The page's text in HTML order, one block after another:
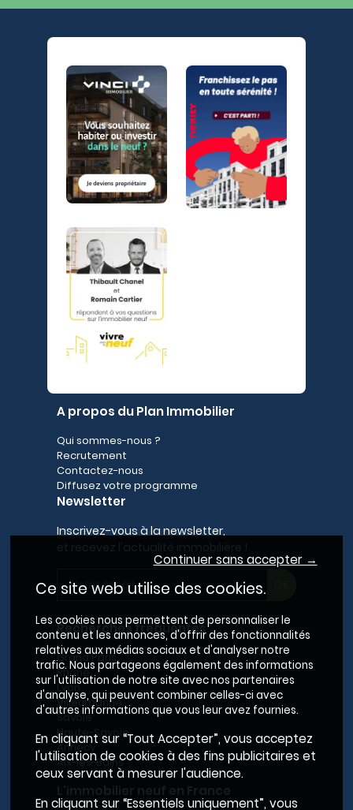
A propos du Plan Immobilier
Qui sommes-nous ?
Recrutement
Contactez-nous
Diffusez votre programme
Newsletter
Inscrivez-vous à la newsletter,
Recherches fréquentes
Grand Paris
Rhône
Lyon
Villeurbanne
Savoie
Haute-Savoie
Annecy
Aix-les-Bains
Continuer sans accepter →
Ce site web utilise des cookies.
Les cookies nous permettent de personnaliser le
contenu et les annonces, d'offrir des fonctionnalités
relatives aux médias sociaux et d'analyser notre
trafic. Nous partageons également des informations
sur l'utilisation de notre site avec nos partenaires
d'analyse, qui peuvent combiner celles-ci avec
d'autres informations que vous leur avez fournies.
En cliquant sur “Tout Accepter”, vous acceptez
l'utilisation de cookies à des fins publicitaires et
ceux servant à mesurer l'audience.
En cliquant sur “Essentiels uniquement”, vous